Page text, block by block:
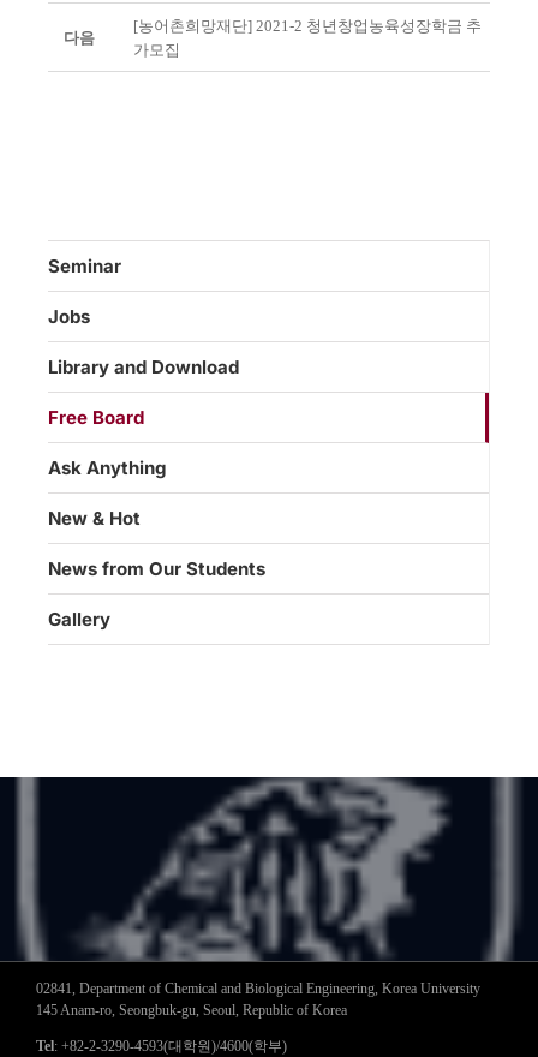
다음
[농어촌희망재단] 2021-2 청년창업농육성장학금 추
가모집
Seminar
Jobs
Library and Download
Free Board
Ask Anything
New & Hot
News from Our Students
Gallery
02841, Department of Chemical and Biological Engineering, Korea University
145 Anam-ro, Seongbuk-gu, Seoul, Republic of Korea
Tel: +82-2-3290-4593(대학원)/4600(학부)